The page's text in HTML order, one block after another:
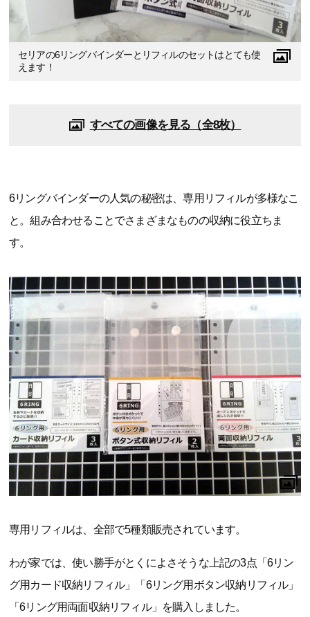
セリアの6リングバインダーとリフィルのセットはとても使
えます！
すべての画像を見る（全8枚）
6リングバインダーの人気の秘密は、専用リフィルが多様なこ
と。組み合わせることでさまざまなものの収納に役立ちま
す。
専用リフィルは、全部で5種類販売されています。
わが家では、使い勝手がとくによさそうな上記の3点「6リン
グ用カード収納リフィル」「6リング用ボタン収納リフィル」
「6リング用両面収納リフィル」を購入しました。